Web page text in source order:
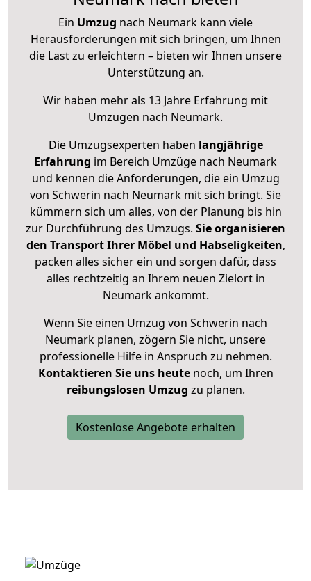
Ein Umzug nach Neumark kann viele
Herausforderungen mit sich bringen, um Ihnen
die Last zu erleichtern – bieten wir Ihnen unsere
Unterstützung an.
Wir haben mehr als 13 Jahre Erfahrung mit
Umzügen nach Neumark.
Die Umzugsexperten haben langjährige
Erfahrung im Bereich Umzüge nach Neumark
und kennen die Anforderungen, die ein Umzug
von Schwerin nach Neumark mit sich bringt. Sie
kümmern sich um alles, von der Planung bis hin
zur Durchführung des Umzugs. Sie organisieren
den Transport Ihrer Möbel und Habseligkeiten,
packen alles sicher ein und sorgen dafür, dass
alles rechtzeitig an Ihrem neuen Zielort in
Neumark ankommt.
Wenn Sie einen Umzug von Schwerin nach
Neumark planen, zögern Sie nicht, unsere
professionelle Hilfe in Anspruch zu nehmen.
Kontaktieren Sie uns heutenoch, um Ihren
reibungslosen Umzug zu planen.
Kostenlose Angebote erhalten